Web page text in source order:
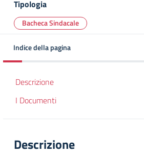
Tipologia
Bacheca Sindacale
Indice della pagina
Descrizione
I Documenti
Descrizione